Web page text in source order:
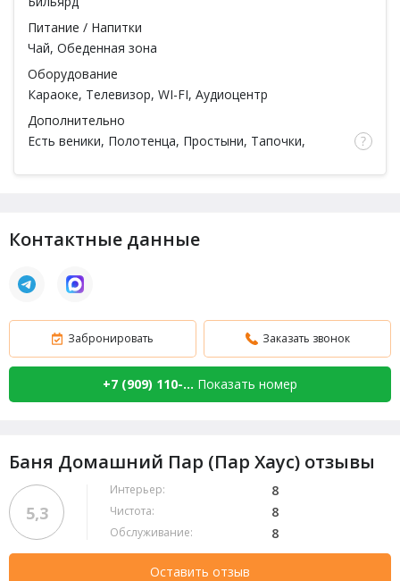
Питание / Напитки
Чай, Обеденная зона
Оборудование
Караоке, Телевизор, WI-FI, Аудиоцентр
Дополнительно
Есть веники, Полотенца, Простыни, Тапочки,
Контактные данные
Забронировать Заказать звонок
+7 (909) 110-... Показать номер
Баня Домашний Пар (Пар Хаус) отзывы
5,3
Интерьер: 8
Чистота: 8
Обслуживание: 8
Оставить отзыв